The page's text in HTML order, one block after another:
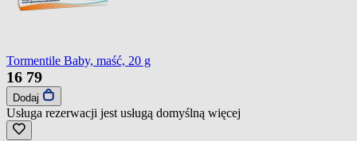
Tormentile Baby, maść, 20 g
16 79
Dodaj
Usługa rezerwacji jest usługą domyślną więcej